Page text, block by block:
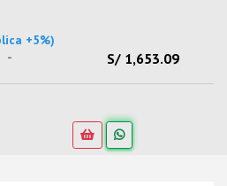
+5%)
- S/ 1,653.09